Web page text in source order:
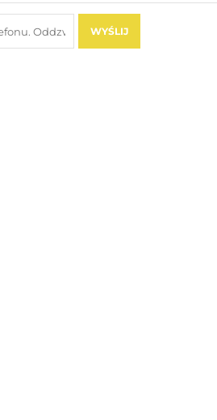
WYŚLIJ